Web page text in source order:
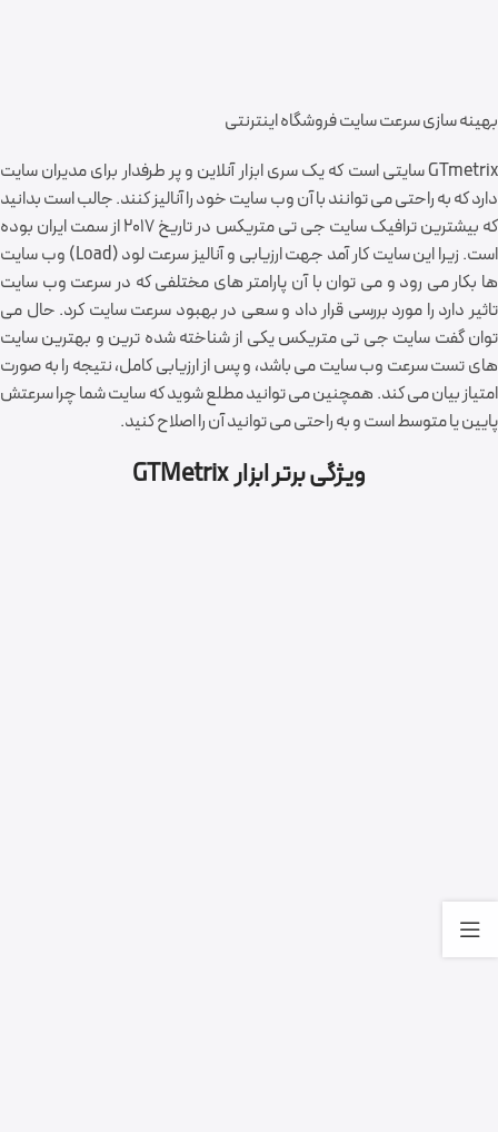
بهینه سازی سرعت سایت فروشگاه اینترنتی
GTmetrix سایتی است که یک سری ابزار آنلاین و پر طرفدار برای مدیران سایت
دارد که به راحتی می توانند با آن وب سایت خود را آنالیز کنند. جالب است بدانید
که بیشترین ترافیک سایت جی تی متریکس در تاریخ ۲۰۱۷ از سمت ایران بوده
است. زیرا این سایت کار آمد جهت ارزیابی و آنالیز سرعت لود (Load) وب سایت
ها بکار می رود و می توان با آن پارامتر های مختلفی که در سرعت وب سایت
تاثیر دارد را مورد بررسی قرار داد و سعی در بهبود سرعت سایت کرد. حال می
توان گفت سایت جی تی متریکس یکی از شناخته شده ترین و بهترین سایت
های تست سرعت وب سایت می باشد، و پس از ارزیابی کامل، نتیجه را به صورت
امتیاز بیان می کند. همچنین می توانید مطلع شوید که سایت شما چرا سرعتش
پایین یا متوسط است و به راحتی می توانید آن را اصلاح کنید.
ویژگی برتر ابزار GTMetrix